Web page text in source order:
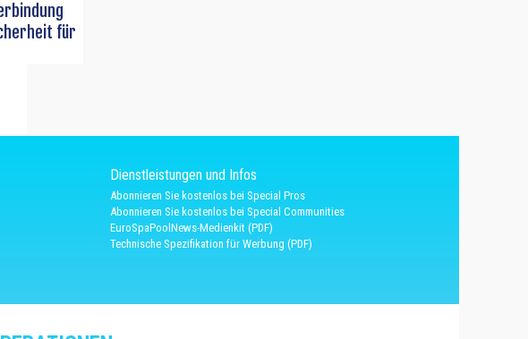
für
Dienstleistungen und Infos
Abonnieren Sie kostenlos bei Special Pros
Abonnieren Sie kostenlos bei Special Communities
EuroSpaPoolNews-Medienkit (PDF)
Technische Spezifikation für Werbung (PDF)